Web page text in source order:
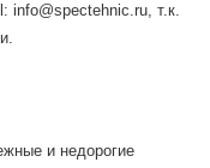
info@spectehnic.ru, т.к.
и недорогие